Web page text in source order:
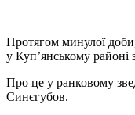
Протягом минулої
у Куп’янському районі
Про це у ранковому
Синєгубов.